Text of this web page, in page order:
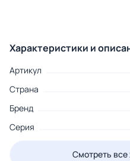
Характеристики и
Артикул
Страна
Бренд
Серия
Смотреть все